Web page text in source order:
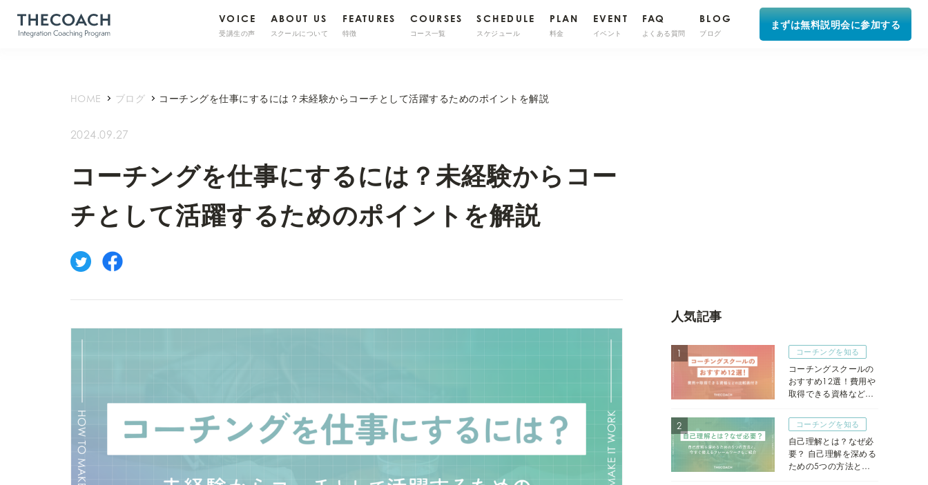
VOICE
受講生の声
ABOUT US
スクールについて
FEATURES
特徴
COURSES
コース一覧
SCHEDULE
スケジュール
PLAN
料金
EVENT
イベント
FAQ
よくある質問
BLOG
ブログ
まずは無料説明会に参加する
HOME ブログ コーチングを仕事にするには？未経験からコーチとして活躍するためのポイントを解説
2024.09.27
コーチングを仕事にするには？未経験からコー
チとして活躍するためのポイントを解説
人気記事
コーチングを知る
コーチングスクールの
おすすめ12選！費用や
取得できる資格などの
コーチングを知る
自己理解とは？なぜ必
要？ 自己理解を深める
ための5つの方法と、